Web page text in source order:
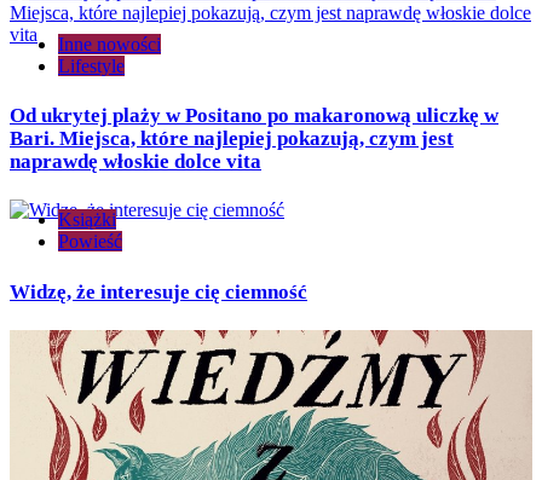
Inne nowości
Lifestyle
Od ukrytej plaży w Positano po makaronową uliczkę w
Bari. Miejsca, które najlepiej pokazują, czym jest
naprawdę włoskie dolce vita
Książki
Powieść
Widzę, że interesuje cię ciemność